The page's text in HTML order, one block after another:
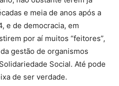
e meia de anos após a
e de democracia, em
por aí muitos “feitores”,
gestão de organismos
Social. Até pode
de ser verdade.